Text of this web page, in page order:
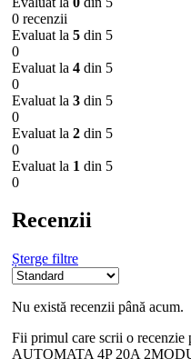
0 recenzii
Evaluat la 5 din 5
0
Evaluat la 4 din 5
0
Evaluat la 3 din 5
0
Evaluat la 2 din 5
0
Evaluat la 1 din 5
0
Recenzii
Șterge filtre
Nu există recenzii până acum.
Fii primul care scrii o
AUTOMATA 4P 20A